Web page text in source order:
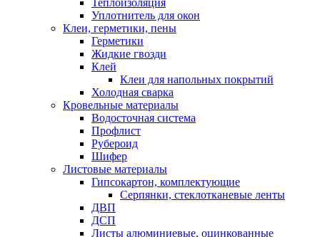
Уплотнитель для окон
Клеи, герметики, пены
Герметики
Жидкие гвозди
Клей
Клеи для напольных покрытий
Холодная сварка
Кровельные материалы
Водосточная система
Профлист
Рубероид
Шифер
Листовые материалы
Гипсокартон, комплектующие
Серпянки, стеклотканевые ленты
ДВП
ДСП
Листы алюминиевые, оцинкованные